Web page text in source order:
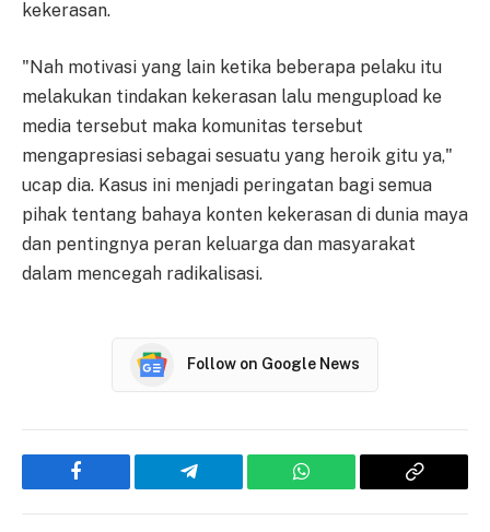
kekerasan.
"Nah motivasi yang lain ketika beberapa pelaku itu
melakukan tindakan kekerasan lalu mengupload ke
media tersebut maka komunitas tersebut
mengapresiasi sebagai sesuatu yang heroik gitu ya,"
ucap dia. Kasus ini menjadi peringatan bagi semua
pihak tentang bahaya konten kekerasan di dunia maya
dan pentingnya peran keluarga dan masyarakat
dalam mencegah radikalisasi.
Follow on Google News
Facebook Telegram WhatsApp
Copy